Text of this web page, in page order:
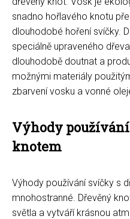
snadno hořlavého knotu
dlouhodobé hoření svíčky.
speciálně upraveného
dlouhodobě doutnat a
možnými materiály
zbarvení vosku a vonné
Výhody
knotem
Výhody používání svíčky s
mnohostranné. Dřevěný
světla a vytváří krásnou